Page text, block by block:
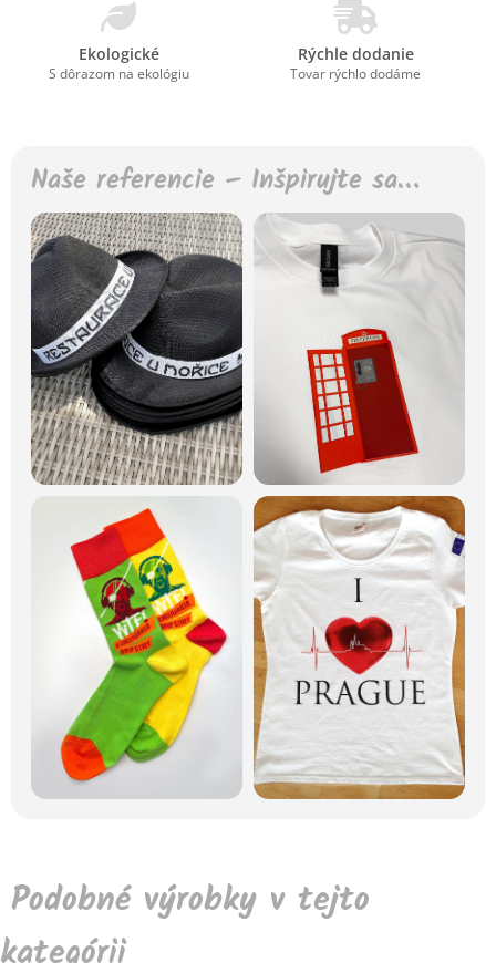
Ekologické
S dôrazom na ekológiu
Rýchle dodanie
Tovar rýchlo dodáme
Naše referencie – Inšpirujte sa…
Podobné výrobky v tejto